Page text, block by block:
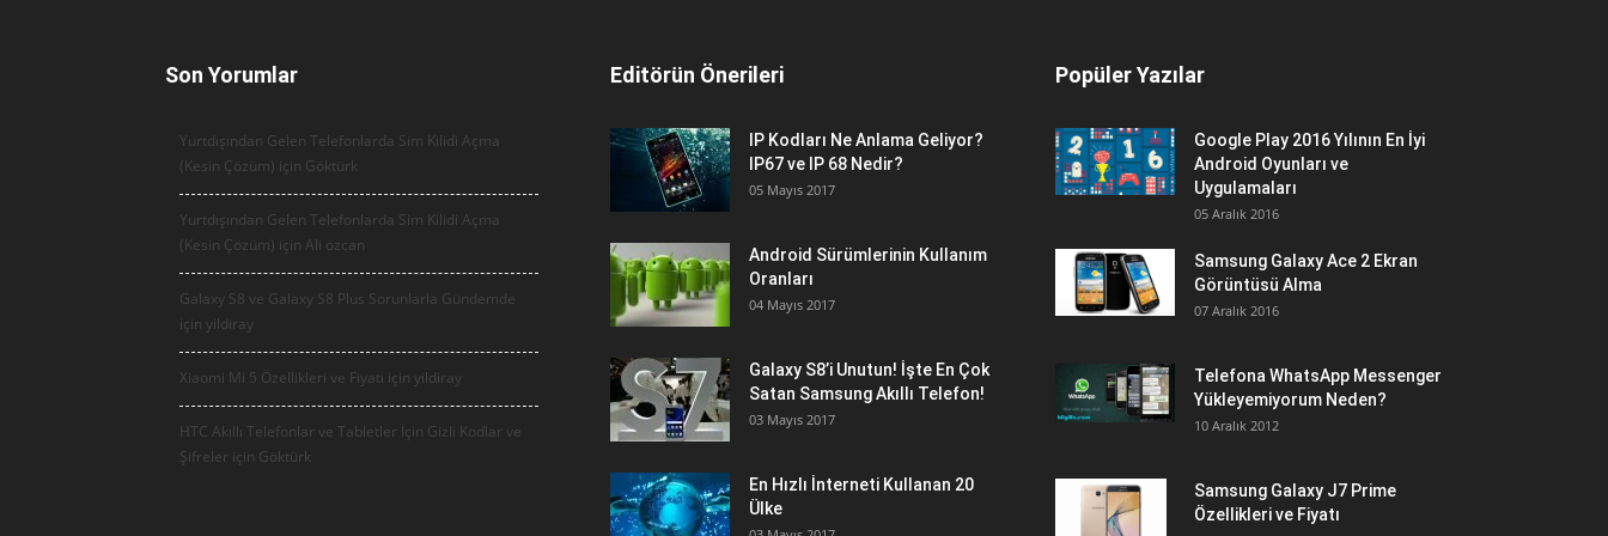
Son Yorumlar
Yurtdışından Gelen Telefonlarda Sim Kilidi Açma
(Kesin Çözüm) için Göktürk
Yurtdışından Gelen Telefonlarda Sim Kilidi Açma
(Kesin Çözüm) için Ali özcan
Galaxy S8 ve Galaxy S8 Plus Sorunlarla Gündemde
için yildiray
Xiaomi Mi 5 Özellikleri ve Fiyatı için yildiray
HTC Akıllı Telefonlar ve Tabletler İçin Gizli Kodlar ve
Şifreler için Göktürk
Editörün Önerileri
IP Kodları Ne Anlama Geliyor?
IP67 ve IP 68 Nedir?
05 Mayıs 2017
Android Sürümlerinin Kullanım
Oranları
04 Mayıs 2017
Galaxy S8’i Unutun! İşte En Çok
Satan Samsung Akıllı Telefon!
03 Mayıs 2017
En Hızlı İnterneti Kullanan 20
Ülke
Popüler Yazılar
Google Play 2016 Yılının En İyi
Android Oyunları ve
Uygulamaları
05 Aralık 2016
Samsung Galaxy Ace 2 Ekran
Görüntüsü Alma
07 Aralık 2016
Telefona WhatsApp Messenger
Yükleyemiyorum Neden?
10 Aralık 2012
Samsung Galaxy J7 Prime
Özellikleri ve Fiyatı